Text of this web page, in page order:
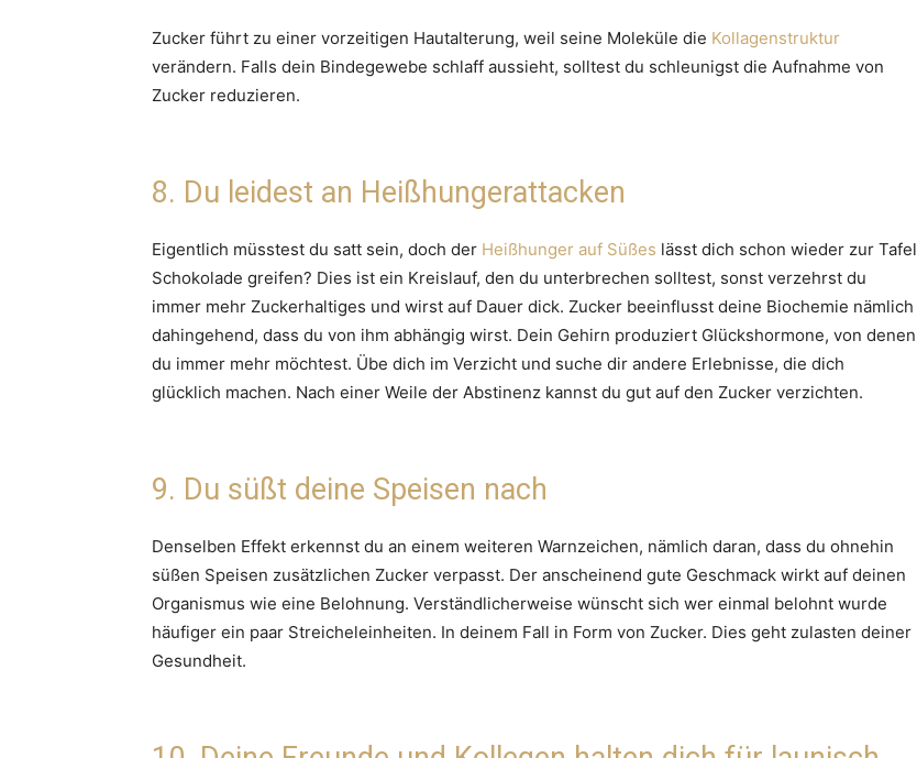
Zucker führt zu einer vorzeitigen Hautalterung, weil seine Moleküle die Kollagenstruktur
verändern. Falls dein Bindegewebe schlaff aussieht, solltest du schleunigst die Aufnahme von
Zucker reduzieren.
8. Du leidest an Heißhungerattacken
Eigentlich müsstest du satt sein, doch der Heißhunger auf Süßes lässt dich schon wieder zur Tafel
Schokolade greifen? Dies ist ein Kreislauf, den du unterbrechen solltest, sonst verzehrst du
immer mehr Zuckerhaltiges und wirst auf Dauer dick. Zucker beeinflusst deine Biochemie nämlich
dahingehend, dass du von ihm abhängig wirst. Dein Gehirn produziert Glückshormone, von denen
du immer mehr möchtest. Übe dich im Verzicht und suche dir andere Erlebnisse, die dich
glücklich machen. Nach einer Weile der Abstinenz kannst du gut auf den Zucker verzichten.
9. Du süßt deine Speisen nach
Denselben Effekt erkennst du an einem weiteren Warnzeichen, nämlich daran, dass du ohnehin
süßen Speisen zusätzlichen Zucker verpasst. Der anscheinend gute Geschmack wirkt auf deinen
Organismus wie eine Belohnung. Verständlicherweise wünscht sich wer einmal belohnt wurde
häufiger ein paar Streicheleinheiten. In deinem Fall in Form von Zucker. Dies geht zulasten deiner
Gesundheit.